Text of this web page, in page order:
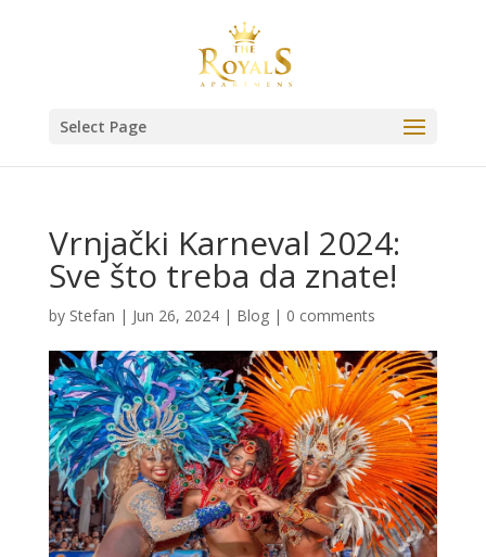
Select Page
Vrnjački Karneval 2024:
Sve što treba da znate!
by Stefan | Jun 26, 2024| Blog| 0 comments